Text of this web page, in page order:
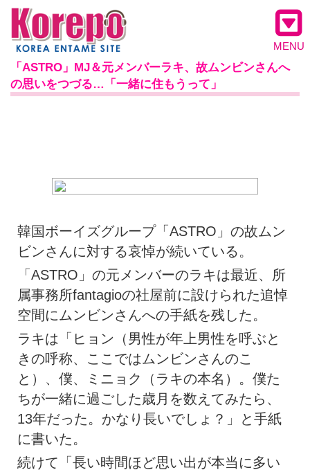
MENU
「ASTRO」MJ＆元メンバーラキ、故ムンビンさんへ
の思いをつづる…「一緒に住もうって」
韓国ボーイズグループ「ASTRO」の故ムン
ビンさんに対する哀悼が続いている。
「ASTRO」の元メンバーのラキは最近、所
属事務所fantagioの社屋前に設けられた追悼
空間にムンビンさんへの手紙を残した。
ラキは「ヒョン（男性が年上男性を呼ぶと
きの呼称、ここではムンビンさんのこ
と）、僕、ミニョク（ラキの本名）。僕た
ちが一緒に過ごした歳月を数えてみたら、
13年だった。かなり長いでしょ？」と手紙
に書いた。
続けて「長い時間ほど思い出が本当に多い